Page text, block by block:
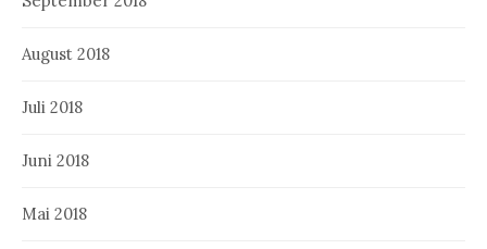
August 2018
Juli 2018
Juni 2018
Mai 2018